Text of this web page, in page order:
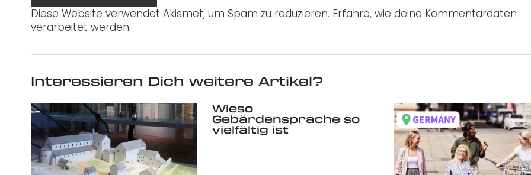
Diese Website verwendet Akismet, um Spam zu reduzieren. Erfahre, wie deine Kommentardaten
verarbeitet werden.
Interessieren Dich weitere Artikel?
Wieso
Gebärdensprache so
vielfältig ist